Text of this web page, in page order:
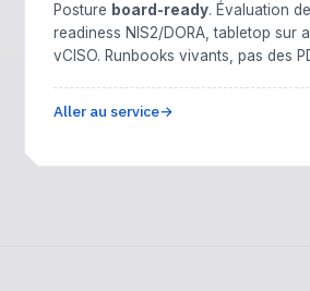
Posture board-ready. Évaluation
readiness NIS2/DORA, tabletop sur
vCISO. Runbooks vivants, pas des
Aller au service